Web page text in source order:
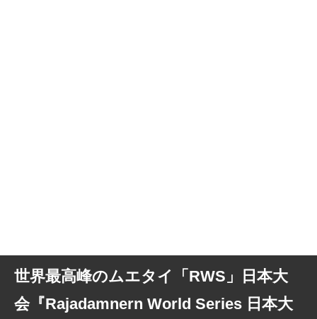
世界最高峰のムエタイ「RWS」日本大
会『Rajadamnern World Series 日本大